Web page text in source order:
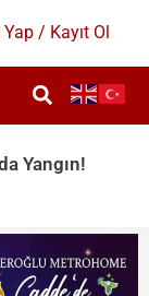
Yap / Kayıt Ol
Belli Oldu!